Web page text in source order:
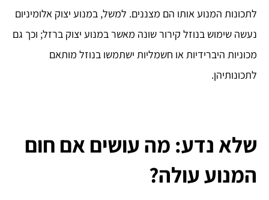
לתכונות המנוע אותו הם מצננים. למשל, במנוע יצוק אלומיניום
נעשה שימוש בנוזל קירור שונה מאשר במנוע יצוק ברזל; וכך גם
מכוניות היברידיות או חשמליות ישתמשו בנוזל מותאם
לתכונותיהן.
שלא נדע: מה עושים אם חום
המנוע עולה?